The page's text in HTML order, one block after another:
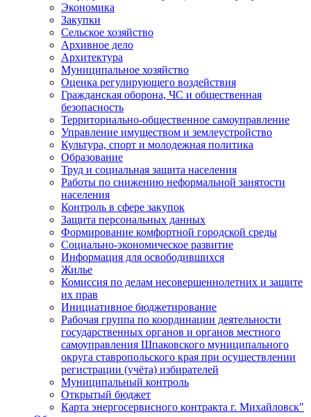
Экономика
Закупки
Сельское хозяйство
Архивное дело
Архитектура
Муниципальное хозяйство
Оценка регулирующего воздействия
Гражданская оборона, ЧС и общественная
безопасность
Территориально-общественное самоуправление
Управление имуществом и землеустройство
Культура, спорт и молодежная политика
Образование
Труд и социальная защита населения
Работы по снижению неформальной занятости
населения
Контроль в сфере закупок
Защита персональных данных
Формирование комфортной городской среды
Социально-экономическое развитие
Информация для освободившихся
Жилье
Комиссия по делам несовершеннолетних и защите
их прав
Инициативное бюджетирование
Рабочая группа по координации деятельности
государственных органов и органов местного
самоуправления Шпаковского муниципального
округа ставропольского края при осуществлении
регистрации (учёта) избирателей
Муниципальный контроль
Открытый бюджет
Карта энергосервисного контракта г. Михайловск"